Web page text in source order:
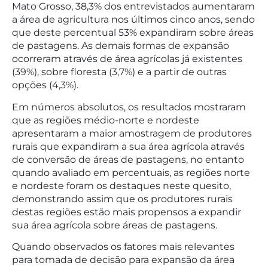
Mato Grosso, 38,3% dos entrevistados aumentaram
a área de agricultura nos últimos cinco anos, sendo
que deste percentual 53% expandiram sobre áreas
de pastagens. As demais formas de expansão
ocorreram através de área agrícolas já existentes
(39%), sobre floresta (3,7%) e a partir de outras
opções (4,3%).
Em números absolutos, os resultados mostraram
que as regiões médio-norte e nordeste
apresentaram a maior amostragem de produtores
rurais que expandiram a sua área agrícola através
de conversão de áreas de pastagens, no entanto
quando avaliado em percentuais, as regiões norte
e nordeste foram os destaques neste quesito,
demonstrando assim que os produtores rurais
destas regiões estão mais propensos a expandir
sua área agrícola sobre áreas de pastagens.
Quando observados os fatores mais relevantes
para tomada de decisão para expansão da área